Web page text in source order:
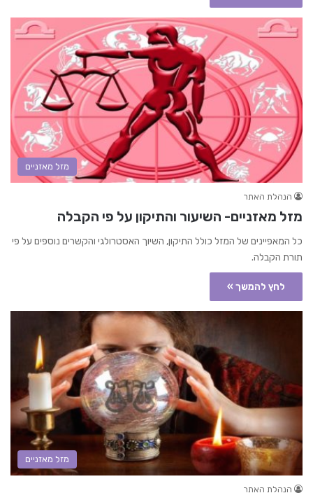
מזל מאזניים
הנהלת האתר
מזל מאזניים- השיעור והתיקון על פי הקבלה
כל המאפיינים של המזל כולל התיקון, השיוך האסטרולגי והקשרים נוספים על פי
תורת הקבלה.
לחץ להמשך »
מזל מאזניים
הנהלת האתר